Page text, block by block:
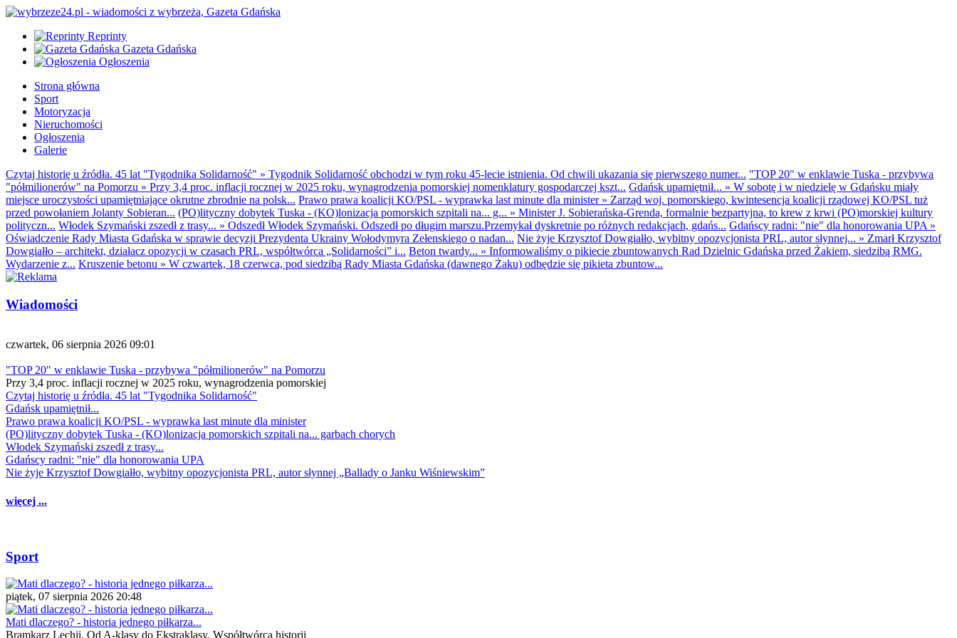
Reprinty
Gazeta Gdańska
Ogłoszenia
Strona główna
Sport
Motoryzacja
Nieruchomości
Ogłoszenia
Galerie
Czytaj historię u źródła. 45 lat "Tygodnika Solidarność" » Tygodnik Solidarność obchodzi w tym roku 45-lecie istnienia. Od chwili ukazania się pierwszego numer... "TOP 20" w enklawie Tuska - przybywa
"półmilionerów" na Pomorzu » Przy 3,4 proc. inflacji rocznej w 2025 roku, wynagrodzenia pomorskiej nomenklatury gospodarczej kszt... Gdańsk upamiętnił... » W sobotę i w niedzielę w Gdańsku miały
miejsce uroczystości upamiętniające okrutne zbrodnie na polsk... Prawo prawa koalicji KO/PSL - wyprawka last minute dla minister» Zarząd woj. pomorskiego, kwintesencja koalicji rządowej KO/PSL tuż
przed powołaniem Jolanty Sobieran... (PO)lityczny dobytek Tuska - (KO)lonizacja pomorskich szpitali na... g... » Minister J. Sobierańska-Grenda, formalnie bezpartyjna, to krew z krwi (PO)morskiej kultury
polityczn... Włodek Szymański zszedł z trasy... » Odszedł Włodek Szymański. Odszedł po długim marszu.Przemykał dyskretnie po różnych redakcjach, gdańs... Gdańscy radni: "nie" dla honorowania UPA »
Oświadczenie Rady Miasta Gdańska w sprawie decyzji Prezydenta Ukrainy Wołodymyra Zełenskiego o nadan... Nie żyje Krzysztof Dowgiałło, wybitny opozycjonista PRL, autor słynnej... » Zmarł Krzysztof
Dowgiałło – architekt, działacz opozycji w czasach PRL, współtwórca „Solidarności” i... Beton twardy... » Informowaliśmy o pikiecie zbuntowanych Rad Dzielnic Gdańska przed Żakiem, siedzibą RMG.
Wydarzenie z... Kruszenie betonu » W czwartek, 18 czerwca, pod siedzibą Rady Miasta Gdańska (dawnego Żaku) odbędzie się pikieta zbuntow...
Wiadomości
czwartek, 06 sierpnia 2026 09:01
"TOP 20" w enklawie Tuska - przybywa "półmilionerów" na Pomorzu
Przy 3,4 proc. inflacji rocznej w 2025 roku, wynagrodzenia pomorskiej
Czytaj historię u źródła. 45 lat "Tygodnika Solidarność"
Gdańsk upamiętnił...
Prawo prawa koalicji KO/PSL - wyprawka last minute dla minister
(PO)lityczny dobytek Tuska - (KO)lonizacja pomorskich szpitali na... garbach chorych
Włodek Szymański zszedł z trasy...
Gdańscy radni: "nie" dla honorowania UPA
Nie żyje Krzysztof Dowgiałło, wybitny opozycjonista PRL, autor słynnej „Ballady o Janku Wiśniewskim”
więcej ...
Sport
piątek, 07 sierpnia 2026 20:48
Mati dlaczego? - historia jednego piłkarza...
Bramkarz Lechii. Od A-klasy do Ekstraklasy. Współtwórca historii